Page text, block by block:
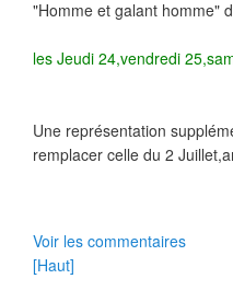
"Homme et galant homme"
les Jeudi 24,vendredi
Une représentation
remplacer celle du 2
Voir les commentaires
[Haut]